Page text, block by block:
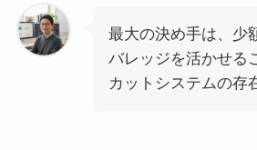
最大の決め手は、少
バレッジを活かせる
カットシステムの存